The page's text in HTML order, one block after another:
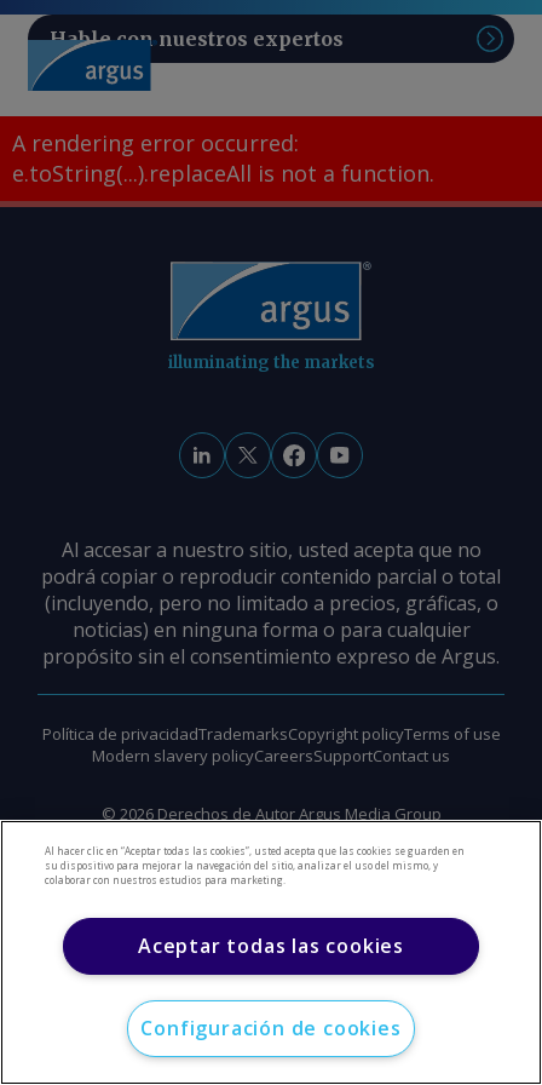
Hable con nuestros expertos
A rendering error occurred:
e.toString(...).replaceAll is not a function.
illuminating the markets
Al accesar a nuestro sitio, usted acepta que no
podrá copiar o reproducir contenido parcial o total
(incluyendo, pero no limitado a precios, gráficas, o
noticias) en ninguna forma o para cualquier
propósito sin el consentimiento expreso de Argus.
© 2026 Derechos de Autor Argus Media Group
Política de privacidadTrademarksCopyright policyTerms of use
Modern slavery policyCareersSupportContact us
Al hacer clic en “Aceptar todas las cookies”, usted acepta que las cookies se guarden en
su dispositivo para mejorar la navegación del sitio, analizar el uso del mismo, y
colaborar con nuestros estudios para marketing.
Aceptar todas las cookies
Configuración de cookies